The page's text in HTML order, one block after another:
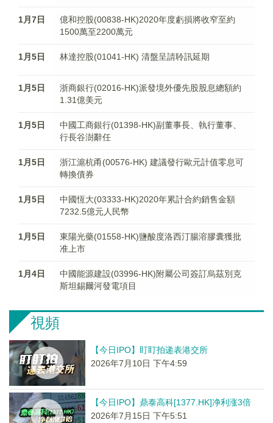
1月7日
億和控股(00838-HK)2020年度虧損將收窄至約
1500萬至2200萬元
1月5日 林達控股(01041-HK) 清盤呈請聆訊延期
1月5日
浙商銀行(02016-HK)派發境外優先股股息總額約
1.31億美元
1月5日
中國工商銀行(01398-HK)副董事長、執行董事、
行長谷澍辭任
1月5日
浙江滬杭甬(00576-HK) 建議發行歐元計值零息可
轉換債券
1月5日
中國恆大(03333-HK)2020年累計合約銷售金額
7232.5億元人民幣
1月5日
東陽光藥(01558-HK)鹽酸度洛西汀腸溶膠囊獲批
准上市
1月4日
中國能源建設(03996-HK)附屬公司簽訂烏茲別克
斯坦錫爾河發電項目
視頻
【今日IPO】盯盯拍递表港交所
2026年7月10日 下午4:59
【今日IPO】鼎泰高科[1377.HK]净利涨3倍
2026年7月15日 下午5:51